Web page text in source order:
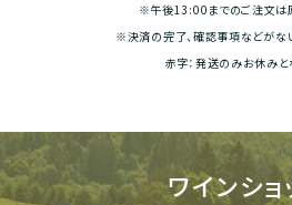
※午後13:00までのご注文は
※決済の完了、確認事項などがな
赤字：発送のみお休みと
ワインショ